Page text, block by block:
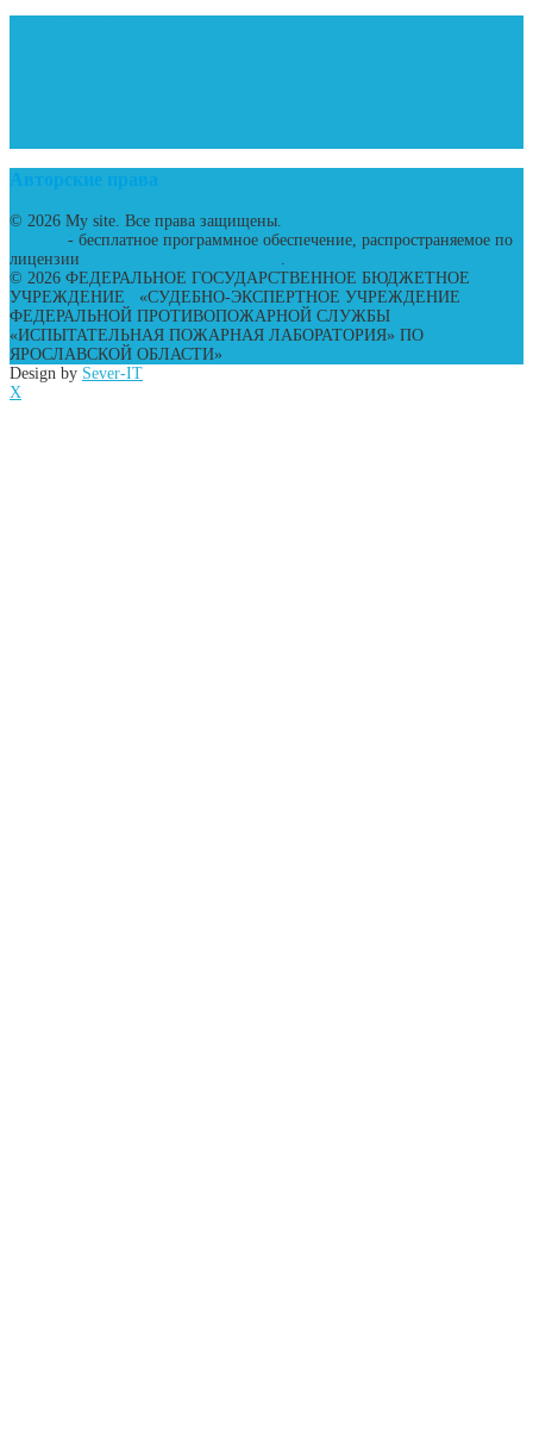
Авторские права
© 2026 My site. Все права защищены.
- бесплатное программное обеспечение, распространяемое по
лицензии
© 2026 ФЕДЕРАЛЬНОЕ ГОСУДАРСТВЕННОЕ БЮДЖЕТНОЕ
УЧРЕЖДЕНИЕ «СУДЕБНО-ЭКСПЕРТНОЕ УЧРЕЖДЕНИЕ
ФЕДЕРАЛЬНОЙ ПРОТИВОПОЖАРНОЙ СЛУЖБЫ
«ИСПЫТАТЕЛЬНАЯ ПОЖАРНАЯ ЛАБОРАТОРИЯ» ПО
ЯРОСЛАВСКОЙ ОБЛАСТИ»
Design by Sever-IT
X